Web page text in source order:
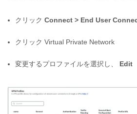
クリック Connect > End User
クリック Virtual Private Network
変更するプロファイルを選択し、 Edit